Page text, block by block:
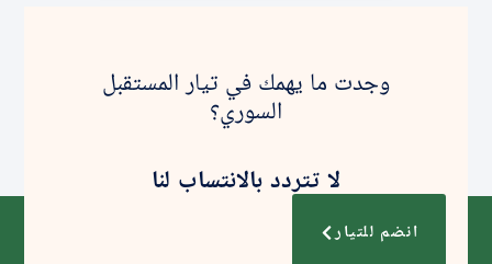
وجدت ما يهمك في تيار المستقبل
السوري؟
لا تتردد بالانتساب لنا
انضم للتيار